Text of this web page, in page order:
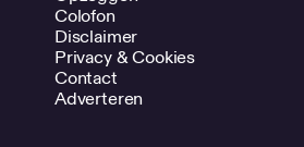
Colofon
Disclaimer
Privacy & Cookies
Contact
Adverteren